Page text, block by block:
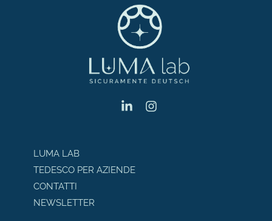
LUMA LAB
TEDESCO PER AZIENDE
CONTATTI
NEWSLETTER